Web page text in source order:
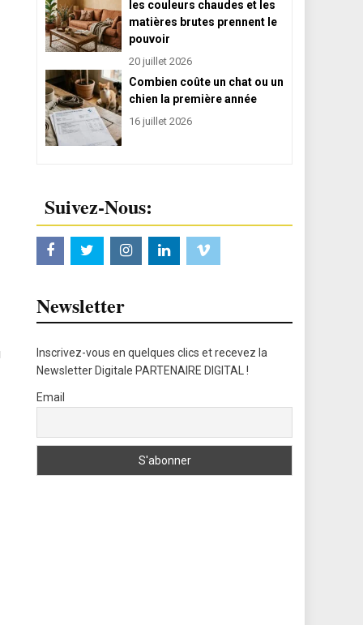
les couleurs chaudes et les
matières brutes prennent le
pouvoir
20 juillet 2026
Combien coûte un chat ou un
chien la première année
16 juillet 2026
Suivez-Nous:
Newsletter
Inscrivez-vous en quelques clics et recevez la
Newsletter Digitale PARTENAIRE DIGITAL !
Email